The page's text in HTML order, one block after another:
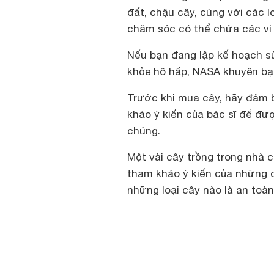
đất, chậu cây, cùng với các
chăm sóc có thể chứa các
Nếu bạn đang lập kế hoạch
khỏe hô hấp, NASA khuyên
Trước khi mua cây, hãy đảm
khảo ý kiến của bác sĩ để
chúng.
Một vài cây trồng trong nhà
tham khảo ý kiến của
những loại cây nào là an